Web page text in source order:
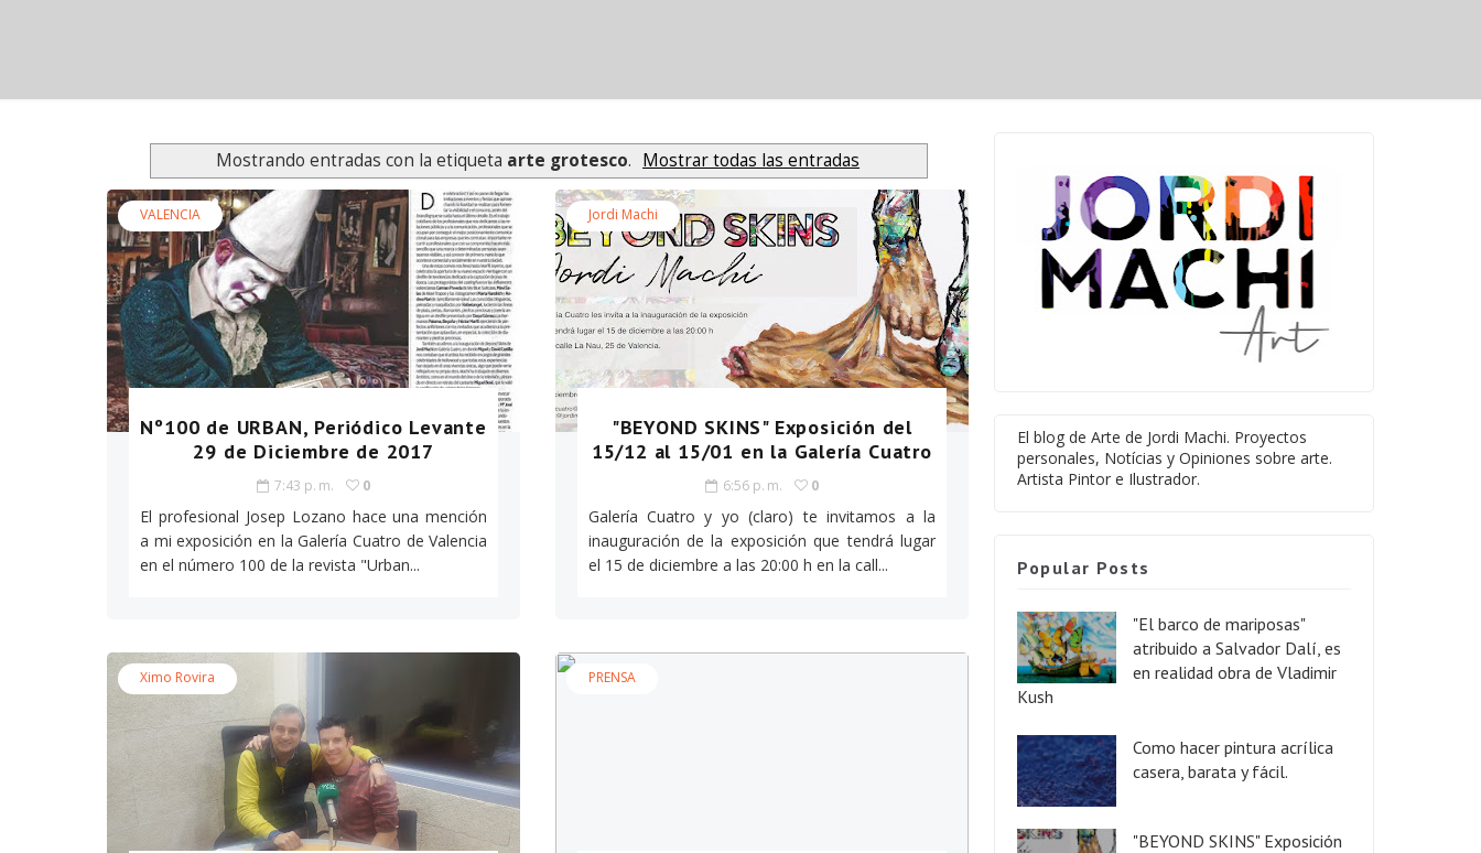
Mostrando entradas con la etiqueta arte grotesco. Mostrar todas las entradas
VALENCIA
Nº100 de URBAN, Periódico Levante
29 de Diciembre de 2017
7:43 p. m. 0
El profesional Josep Lozano hace una mención
a mi exposición en la Galería Cuatro de Valencia
en el número 100 de la revista "Urban...
Jordi Machi
"BEYOND SKINS" Exposición del
15/12 al 15/01 en la Galería Cuatro
6:56 p. m. 0
Galería Cuatro y yo (claro) te invitamos a la
inauguración de la exposición que tendrá lugar
el 15 de diciembre a las 20:00 h en la call...
Ximo Rovira PRENSA
El blog de Arte de Jordi Machi. Proyectos
personales, Notícias y Opiniones sobre arte.
Artista Pintor e Ilustrador.
Popular Posts
"El barco de mariposas"
atribuido a Salvador Dalí, es
en realidad obra de Vladimir
Kush
Como hacer pintura acrílica
casera, barata y fácil.
"BEYOND SKINS" Exposición